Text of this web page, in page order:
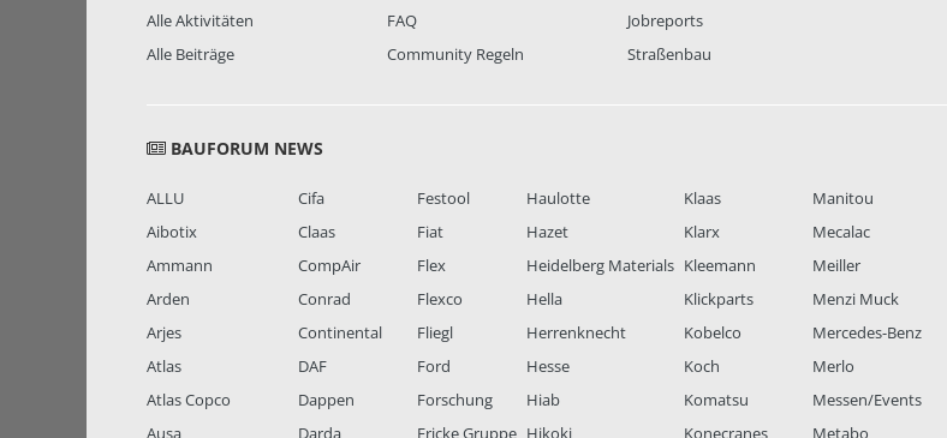
Alle Aktivitäten
Alle Beiträge
FAQ
Community Regeln
Jobreports
Straßenbau
BAUFORUM NEWS
ALLU
Aibotix
Ammann
Arden
Arjes
Atlas
Atlas Copco
Ausa
Cifa
Claas
CompAir
Conrad
Continental
DAF
Dappen
Darda
Festool
Fiat
Flex
Flexco
Fliegl
Ford
Forschung
Fricke Gruppe
Haulotte
Hazet
Heidelberg Materials
Hella
Herrenknecht
Hesse
Hiab
Hikoki
Klaas
Klarx
Kleemann
Klickparts
Kobelco
Koch
Komatsu
Konecranes
Manitou
Mecalac
Meiller
Menzi Muck
Mercedes-Benz
Merlo
Messen/Events
Metabo